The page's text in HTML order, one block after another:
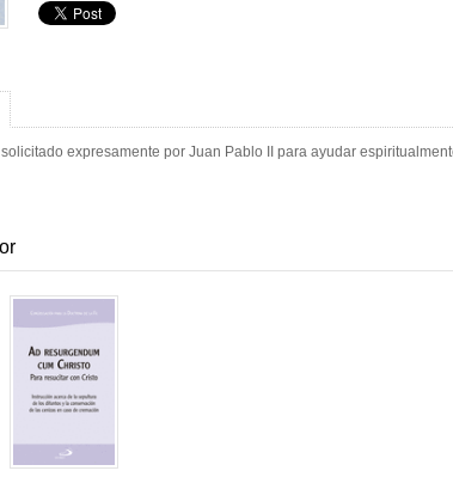
expresamente por Juan Pablo II para ayudar